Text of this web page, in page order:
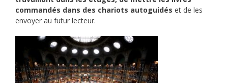
commandés dans des chariots autoguidés et de les
envoyer au futur lecteur.